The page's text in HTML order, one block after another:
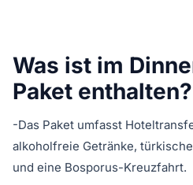
Was ist im
Paket enthalten?
-Das Paket umfasst
alkoholfreie Getränke,
und eine Bosporus-Kreuzfahrt.